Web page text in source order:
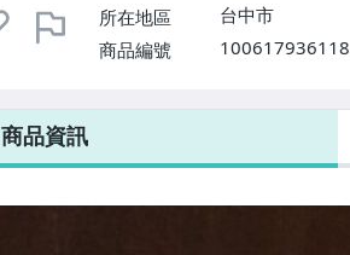
所在地區
台中市
商品編號
100617936118
商品資訊